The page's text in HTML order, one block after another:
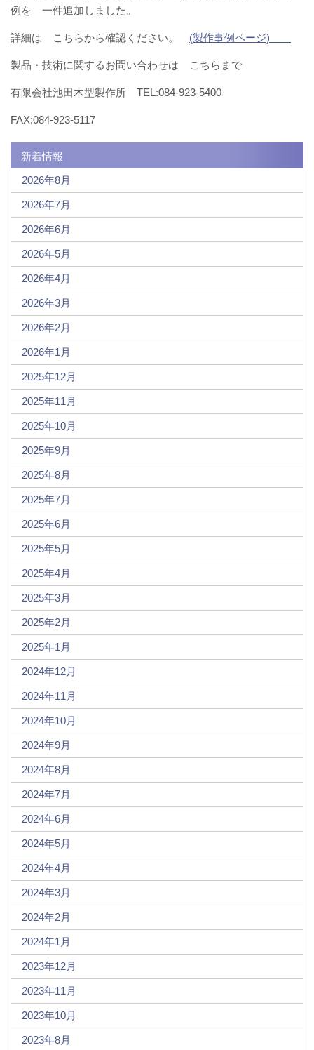
例を 一件追加しました。
詳細は こちらから確認ください。 (製作事例ページ)
製品・技術に関するお問い合わせは こちらまで
有限会社池田木型製作所 TEL:084-923-5400
FAX:084-923-5117
新着情報
2026年8月
2026年7月
2026年6月
2026年5月
2026年4月
2026年3月
2026年2月
2026年1月
2025年12月
2025年11月
2025年10月
2025年9月
2025年8月
2025年7月
2025年6月
2025年5月
2025年4月
2025年3月
2025年2月
2025年1月
2024年12月
2024年11月
2024年10月
2024年9月
2024年8月
2024年7月
2024年6月
2024年5月
2024年4月
2024年3月
2024年2月
2024年1月
2023年12月
2023年11月
2023年10月
2023年8月